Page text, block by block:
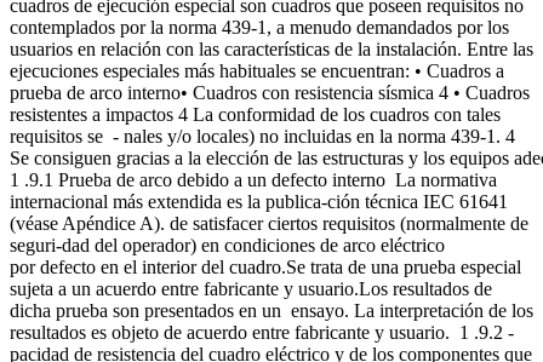
cuadros de ejecución especial son cuadros que poseen requisitos no
contemplados por la norma 439-1, a menudo demandados por los
usuarios en relación con las características de la instalación. Entre las
ejecuciones especiales más habituales se encuentran: • Cuadros a
prueba de arco interno• Cuadros con resistencia sísmica 4 • Cuadros
resistentes a impactos 4 La conformidad de los cuadros con tales
requisitos se - nales y/o locales) no incluidas en la norma 439-1. 4
Se consiguen gracias a la elección de las estructuras y los equipos
1 .9.1 Prueba de arco debido a un defecto interno La normativa
internacional más extendida es la publica-ción técnica IEC 61641
(véase Apéndice A). de satisfacer ciertos requisitos (normalmente de
seguri-dad del operador) en condiciones de arco eléctrico
por defecto en el interior del cuadro.Se trata de una prueba especial
sujeta a un acuerdo entre fabricante y usuario.Los resultados de
dicha prueba son presentados en un ensayo. La interpretación de los
resultados es objeto de acuerdo entre fabricante y usuario. 1 .9.2 -
pacidad de resistencia del cuadro eléctrico y de los componentes que